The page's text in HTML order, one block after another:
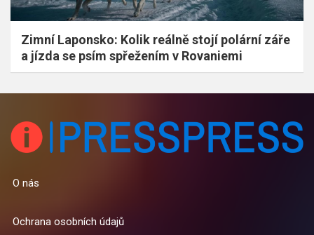
Zimní Laponsko: Kolik reálně stojí polární záře
a jízda se psím spřežením v Rovaniemi
O nás
Ochrana osobních údajů